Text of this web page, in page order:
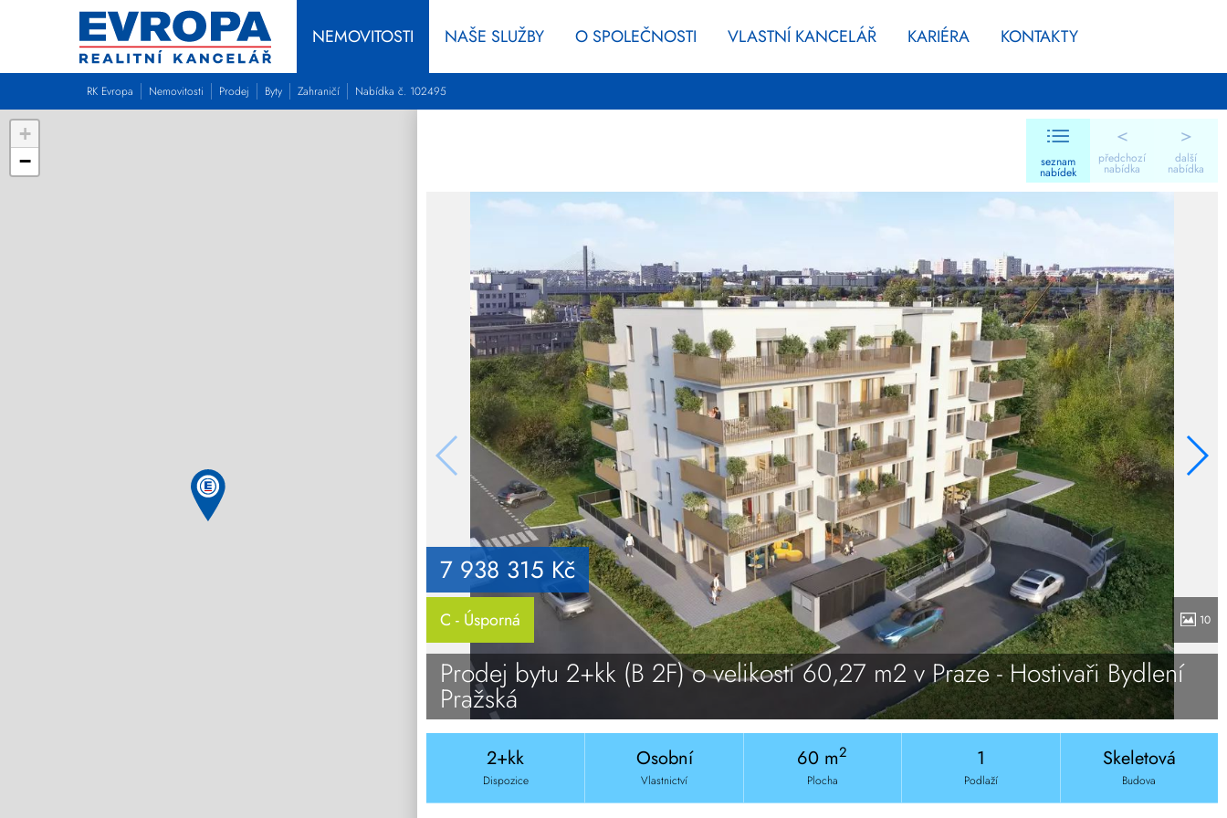
NEMOVITOSTI NAŠE SLUŽBY O SPOLEČNOSTI VLASTNÍ KANCELÁŘ KARIÉRA KONTAKTY
RK Evropa Nemovitosti Prodej Byty Zahraničí Nabídka č. 102495
+
−
<
předchozí
nabídka
seznam
nabídek
>
další
nabídka
7 938 315 Kč
C - Úsporná 10
Prodej bytu 2+kk (B 2F) o velikosti 60,27 m2 v Praze - Hostivaři Bydlení
Pražská
2+kk
Dispozice
Osobní
Vlastnictví
60 m2
Plocha
1
Podlaží
Skeletová
Budova